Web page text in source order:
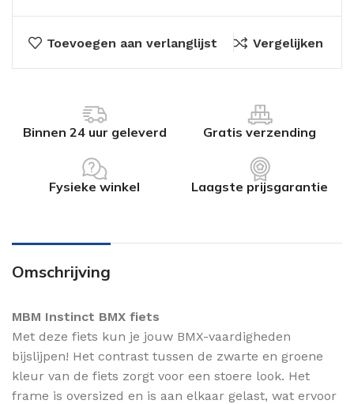
Toevoegen aan verlanglijst Vergelijken
Binnen 24 uur geleverd Gratis verzending
Fysieke winkel Laagste prijsgarantie
Omschrijving
MBM Instinct BMX fiets
Met deze fiets kun je jouw BMX-vaardigheden
bijslijpen! Het contrast tussen de zwarte en groene
kleur van de fiets zorgt voor een stoere look. Het
frame is oversized en is aan elkaar gelast, wat ervoor